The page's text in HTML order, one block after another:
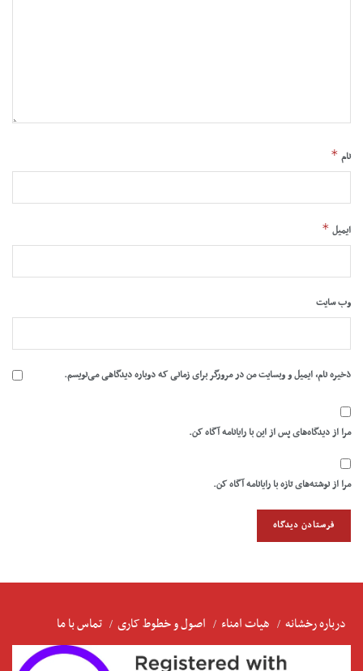
نام *
ایمیل *
وب‌ سایت
ذخیره نام، ایمیل و وبسایت من در مرورگر برای زمانی که دوباره دیدگاهی می‌نویسم.
مرا از دیدگاه‌های پس از این با رایانامه آگاه کن.
مرا از نوشته‌های تازه با رایانامه آگاه کن.
درباره رخشانه هیات امناء اصول و خطوط کاری تماس با ما